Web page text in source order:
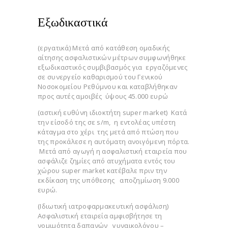
Εξωδικαστικά
(εργατικά) Μετά από κατάθεση ομαδικής
αίτησης ασφαλιστικών μέτρων συμφωνήθηκε
εξωδικαστικός συμβιβασμός για εργαζόμενες
σε συνεργείο καθαρισμού του Γενικού
Νοσοκομείου Ρεθύμνου και καταβλήθηκαν
προς αυτές αμοιβές ύψους 45.000 ευρώ
(αστική ευθύνη ιδιοκτήτη super market) Κατά
την είσοδό της σε s/m, η εντολέας υπέστη
κάταγμα στο χέρι της μετά από πτώση που
της προκάλεσε η αυτόματη ανοιγόμενη πόρτα.
Μετά από αγωγή η ασφαλιστική εταιρεία που
ασφάλιζε ζημίες από ατυχήματα εντός του
χώρου super market κατέβαλε πριν την
εκδίκαση της υπόθεσης αποζημίωση 9.000
ευρώ.
(Ιδιωτική ιατροφαρμακευτική ασφάλιση)
Ασφαλιστική εταιρεία αμφισβήτησε τη
νομιμότητα δαπανών γυναικολόγου –